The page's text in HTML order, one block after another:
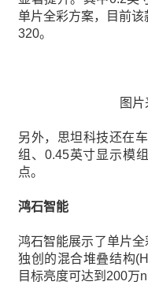
单片全彩方案，目前
320。
图
另外，思坦科技还在
组、0.45英寸显示模
点。
鸿石智能
鸿石智能展示了单片
独创的混合堆叠结构
目标亮度可达到200万